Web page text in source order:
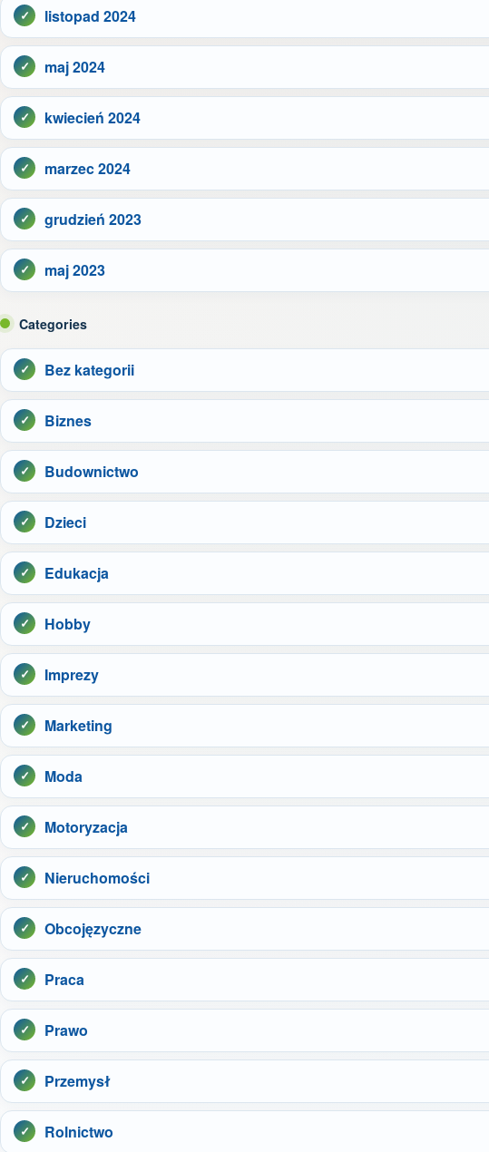
listopad 2024
maj 2024
kwiecień 2024
marzec 2024
grudzień 2023
maj 2023
Categories
Bez kategorii
Biznes
Budownictwo
Dzieci
Edukacja
Hobby
Imprezy
Marketing
Moda
Motoryzacja
Nieruchomości
Obcojęzyczne
Praca
Prawo
Przemysł
Rolnictwo